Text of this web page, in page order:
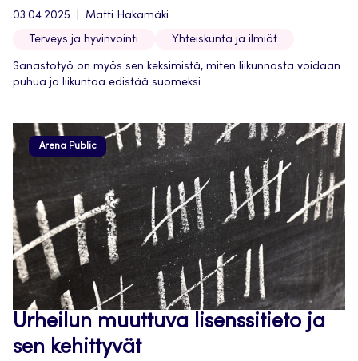
03.04.2025 Matti Hakamäki
Terveys ja hyvinvointi Yhteiskunta ja ilmiöt
Sanastotyö on myös sen keksimistä, miten liikunnasta voidaan
puhua ja liikuntaa edistää suomeksi.
Arena Public
Urheilun muuttuva lisenssitieto ja
sen kehittyvät